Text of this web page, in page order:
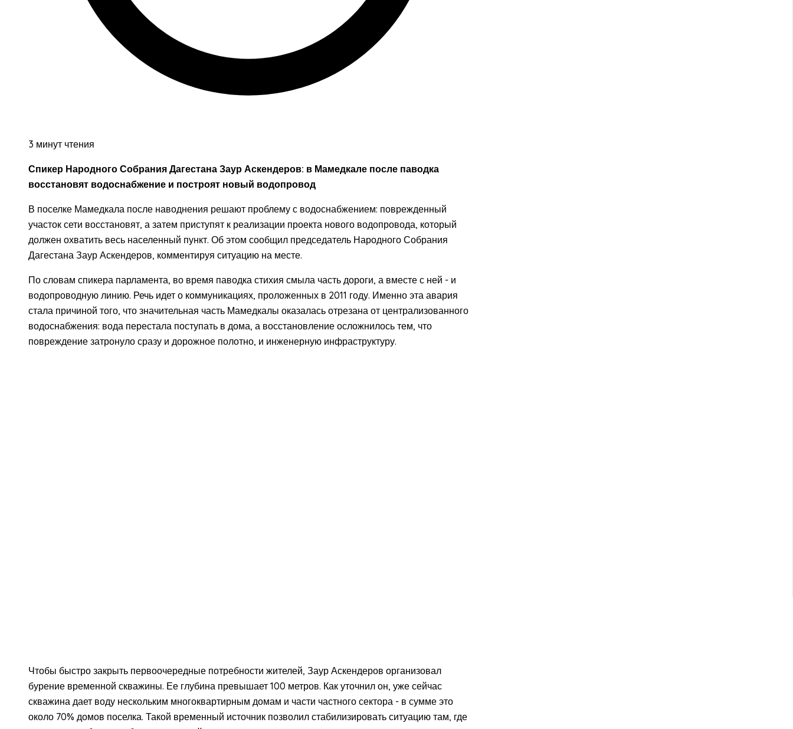
3 минут чтения
Спикер Народного Собрания Дагестана Заур Аскендеров: в Мамедкале после паводка
восстановят водоснабжение и построят новый водопровод
В поселке Мамедкала после наводнения решают проблему с водоснабжением: поврежденный
участок сети восстановят, а затем приступят к реализации проекта нового водопровода, который
должен охватить весь населенный пункт. Об этом сообщил председатель Народного Собрания
Дагестана Заур Аскендеров, комментируя ситуацию на месте.
По словам спикера парламента, во время паводка стихия смыла часть дороги, а вместе с ней - и
водопроводную линию. Речь идет о коммуникациях, проложенных в 2011 году. Именно эта авария
стала причиной того, что значительная часть Мамедкалы оказалась отрезана от централизованного
водоснабжения: вода перестала поступать в дома, а восстановление осложнилось тем, что
повреждение затронуло сразу и дорожное полотно, и инженерную инфраструктуру.
Чтобы быстро закрыть первоочередные потребности жителей, Заур Аскендеров организовал
бурение временной скважины. Ее глубина превышает 100 метров. Как уточнил он, уже сейчас
скважина дает воду нескольким многоквартирным домам и части частного сектора - в сумме это
около 70% домов поселка. Такой временный источник позволил стабилизировать ситуацию там, где